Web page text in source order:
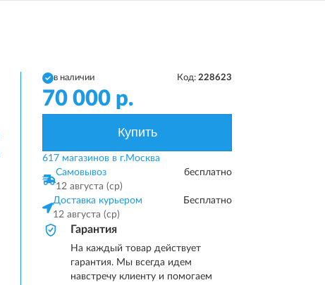
в наличии Код: 228623
70 000 р.
Купить
617 магазинов в г.Москва
Самовывоз
12 августа (ср)
бесплатно
Доставка курьером
12 августа (ср)
Бесплатно
Гарантия
На каждый товар действует
гарантия. Мы всегда идем
навстречу клиенту и помогаем